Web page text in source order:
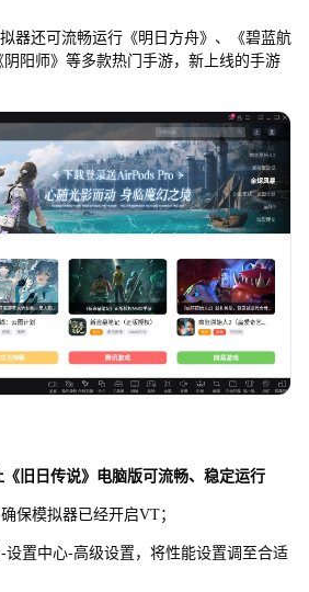
还可流畅运行《明日方舟》、《碧蓝航
阳师》等多款热门手游，新上线的手游
旧日传说》电脑版可流畅、稳定运行
模拟器已经开启VT；
置中心-高级设置，将性能设置调至合适